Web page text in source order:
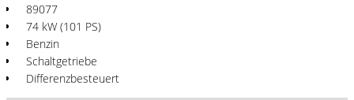
89077
74 kW (101 PS)
Benzin
Schaltgetriebe
Differenzbesteuert